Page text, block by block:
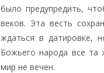
было предупре­дить,
веков. Эта весть
ждаться в датировке,
Божьего народа все
мир не вечен.